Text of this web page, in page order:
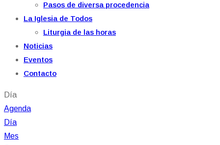
Pasos de diversa procedencia
La Iglesia de Todos
Liturgia de las horas
Noticias
Eventos
Contacto
Día
Agenda
Día
Mes